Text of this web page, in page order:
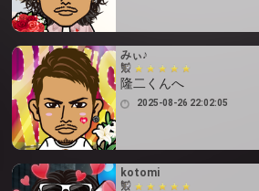
みぃ♪
隆二くんへ
2025-08-26 22:02:05
kotomi